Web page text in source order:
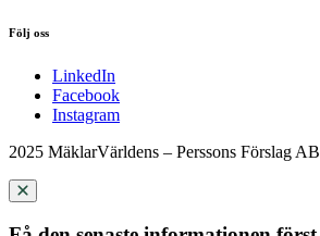
Följ oss
LinkedIn
Facebook
Instagram
2025 MäklarVärldens – Perssons Förslag AB